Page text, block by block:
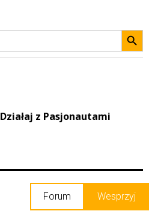
Search
Działaj z Pasjonautami
Forum Wesprzyj